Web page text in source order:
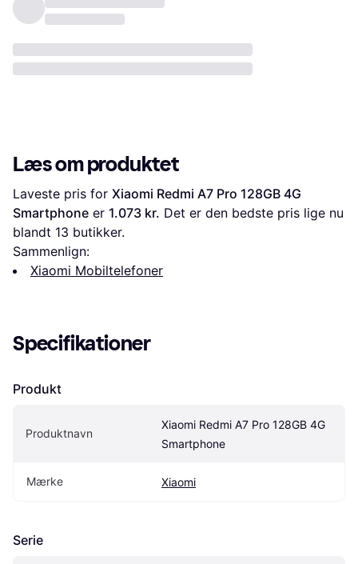
Læs om produktet
Laveste pris for Xiaomi Redmi A7 Pro 128GB 4G
Smartphone er 1.073 kr. Det er den bedste pris lige nu
blandt 13 butikker.
Sammenlign:
Xiaomi Mobiltelefoner
Specifikationer
Produkt
Produktnavn
Xiaomi Redmi A7 Pro 128GB 4G
Smartphone
Mærke Xiaomi
Serie